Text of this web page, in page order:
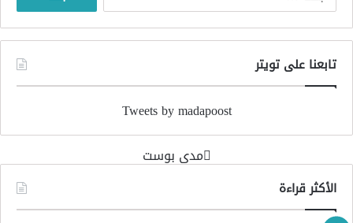
تابعنا على تويتر
Tweets by madapoost
‏مدى بوست‏
الأكثر قراءة